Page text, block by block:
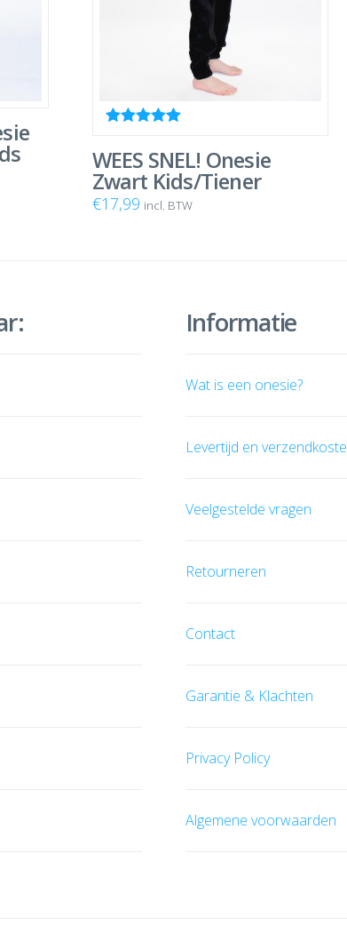
5.00uit 5
WEES SNEL! Onesie
Zwart Kids/Tiener
€17,99 incl. BTW
Informatie
Wat is een onesie?
Levertijd en
Veelgestelde vragen
Retourneren
Contact
Garantie & Klachten
Privacy Policy
Algemene voorwaarden